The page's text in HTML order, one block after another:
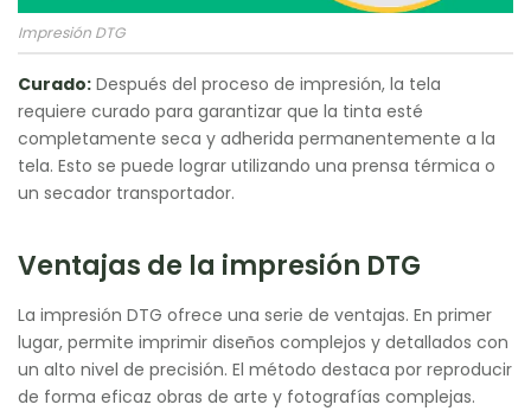
Impresión DTG
Curado: Después del proceso de impresión, la tela
requiere curado para garantizar que la tinta esté
completamente seca y adherida permanentemente a la
tela. Esto se puede lograr utilizando una prensa térmica o
un secador transportador.
Ventajas de la impresión DTG
La impresión DTG ofrece una serie de ventajas. En primer
lugar, permite imprimir diseños complejos y detallados con
un alto nivel de precisión. El método destaca por reproducir
de forma eficaz obras de arte y fotografías complejas.